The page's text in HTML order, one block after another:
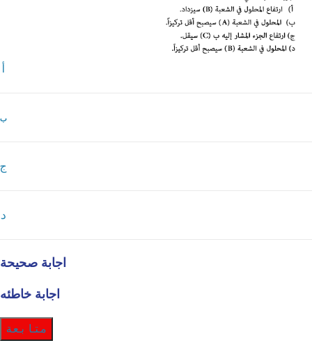
ب
ج
د
اجابة صحيحة
اجابة خاطئه
متابعة